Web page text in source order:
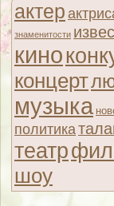
актер
знаменитости
кино
концерт
музыка
политика
театр
шоу